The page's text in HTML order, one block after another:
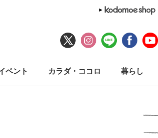
ベント カラダ・ココロ 暮らし